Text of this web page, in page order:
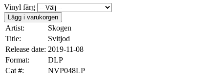
Vinyl färg
Lägg i varukorgen
Artist:
Skogen
Title:
Svitjod
Release date: 2019-11-08
Format:
DLP
Cat #:
NVP048LP